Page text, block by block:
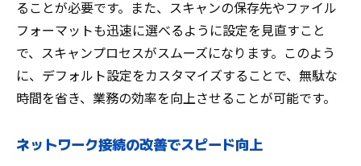
ることが必要です。また、スキャンの保存先やファイル
フォーマットも迅速に選べるように設定を見直すこと
で、スキャンプロセスがスムーズになります。このよう
に、デフォルト設定をカスタマイズすることで、無駄な
時間を省き、業務の効率を向上させることが可能です。
ネットワーク接続の改善でスピード向上